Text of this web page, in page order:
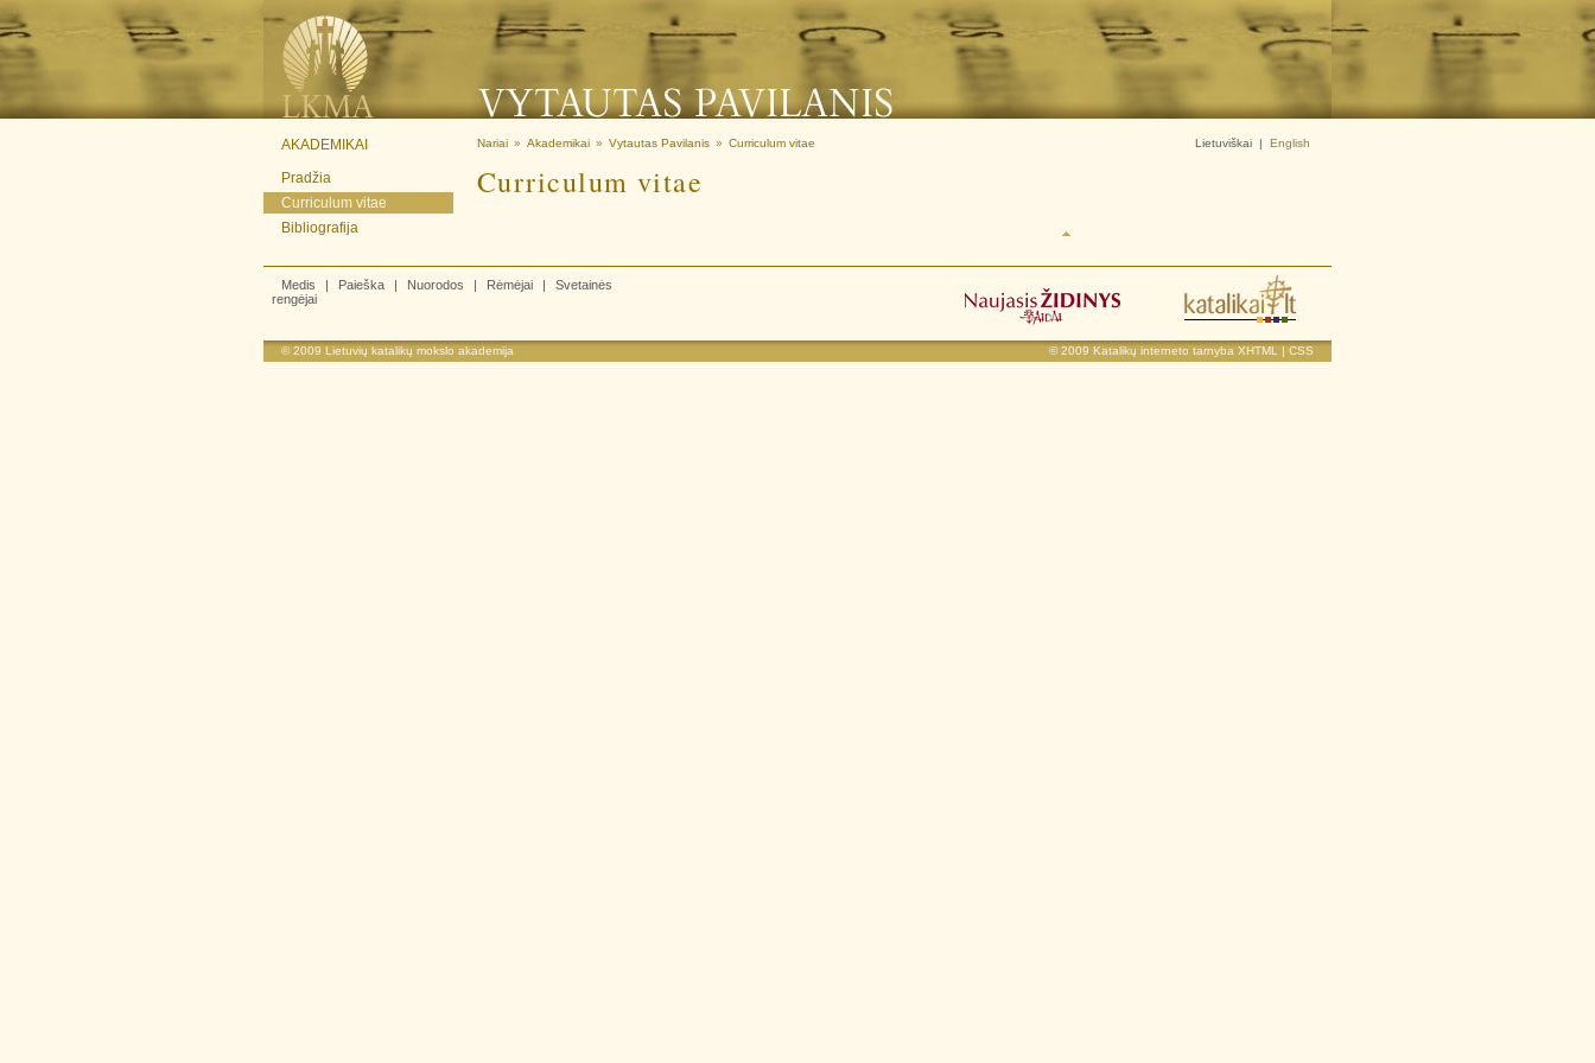
AKADEMIKAI
Pradžia
Curriculum vitae
Bibliografija
Nariai » Akademikai » Vytautas Pavilanis » Curriculum vitae
Curriculum vitae
Lietuviškai | English
Medis | Paieška | Nuorodos | Rėmėjai |
Svetainės
rengėjai
© 2009 Lietuvių katalikų mokslo akademija © 2009 Katalikų interneto tarnyba XHTML | CSS